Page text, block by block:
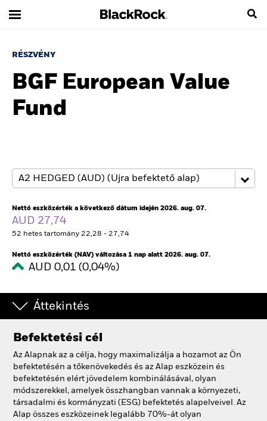
RÉSZVÉNY
BGF European Value
Fund
Nettó eszközérték a következő dátum idején 2026. aug. 07.
AUD 27,74
52 hetes tartomány 22,28 - 27,74
Nettó eszközérték (NAV) változása 1 nap alatt 2026. aug. 07.
AUD 0,01 (0,04%)
Áttekintés
Befektetési cél
Az Alapnak az a célja, hogy maximalizálja a hozamot az Ön
befektetésén a tőkenövekedés és az Alap eszközein és
befektetésén elért jövedelem kombinálásával, olyan
módszerekkel, amelyek összhangban vannak a környezeti,
társadalmi és kormányzati (ESG) befektetés alapelveivel. Az
Alap összes eszközeinek legalább 70%-át olyan